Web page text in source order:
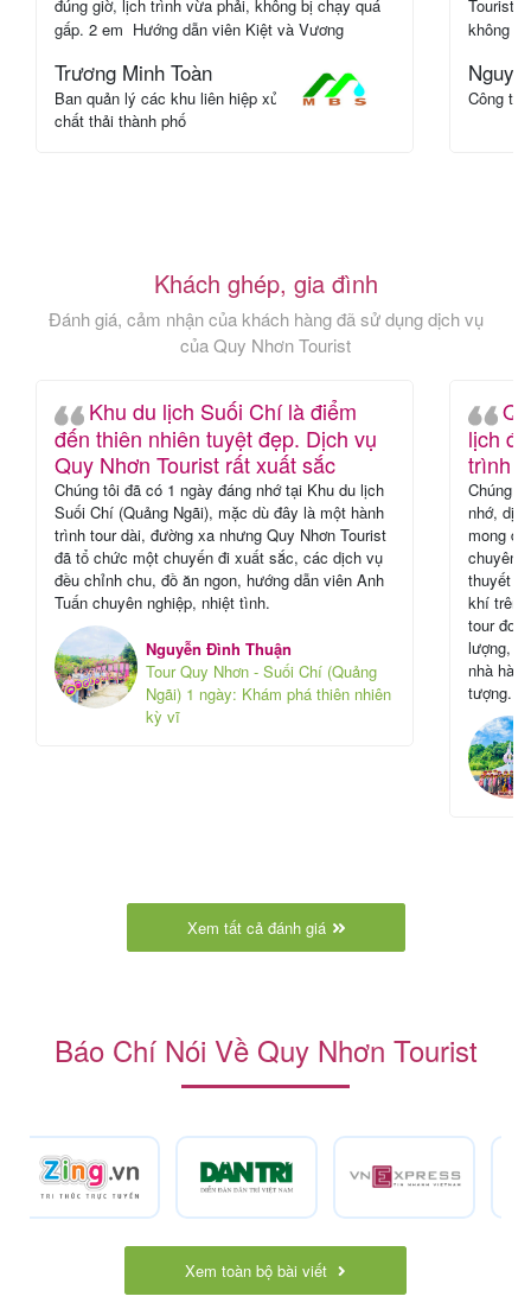
đúng giờ, lịch trình vừa phải, không bị chạy quá
gấp. 2 em Hướng dẫn viên Kiệt và Vương
chụp hình, hỗ trợ mọi người khá kỹ nên đi đông
mà vẫn thấy nhẹ nhàng.
Trương Minh Toàn
Ban quản lý các khu liên hiệp xử lý
chất thải thành phố
Tourist
không
này, cả
đẹp.
Công ty
Khách ghép, gia đình
Đánh giá, cảm nhận của khách hàng đã sử dụng dịch vụ
của Quy Nhơn Tourist
Khu du lịch Suối Chí là điểm
đến thiên nhiên tuyệt đẹp. Dịch vụ
Quy Nhơn Tourist rất xuất sắc
Chúng tôi đã có 1 ngày đáng nhớ tại Khu du lịch
Suối Chí (Quảng Ngãi), mặc dù đây là một hành
trình tour dài, đường xa nhưng Quy Nhơn Tourist
đã tổ chức một chuyến đi xuất sắc, các dịch vụ
đều chỉnh chu, đồ ăn ngon, hướng dẫn viên Anh
Tuấn chuyên nghiệp, nhiệt tình.
Nguyễn Đình Thuận
Tour Quy Nhơn - Suối Chí (Quảng
Ngãi) 1 ngày: Khám phá thiên nhiên
kỳ vĩ
lịch đi
trình
Chúng
nhớ,
mong
chuyên
thuyết
khí trên
tour
lượng,
nhà
tượng.
Xem tất cả đánh giá
Báo Chí Nói Về Quy Nhơn Tourist
Xem toàn bộ bài viết